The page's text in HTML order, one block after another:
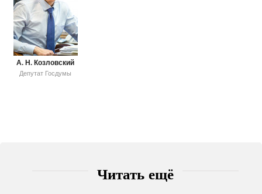
А. Н. Козловский
Депутат Госдумы
Читать ещё